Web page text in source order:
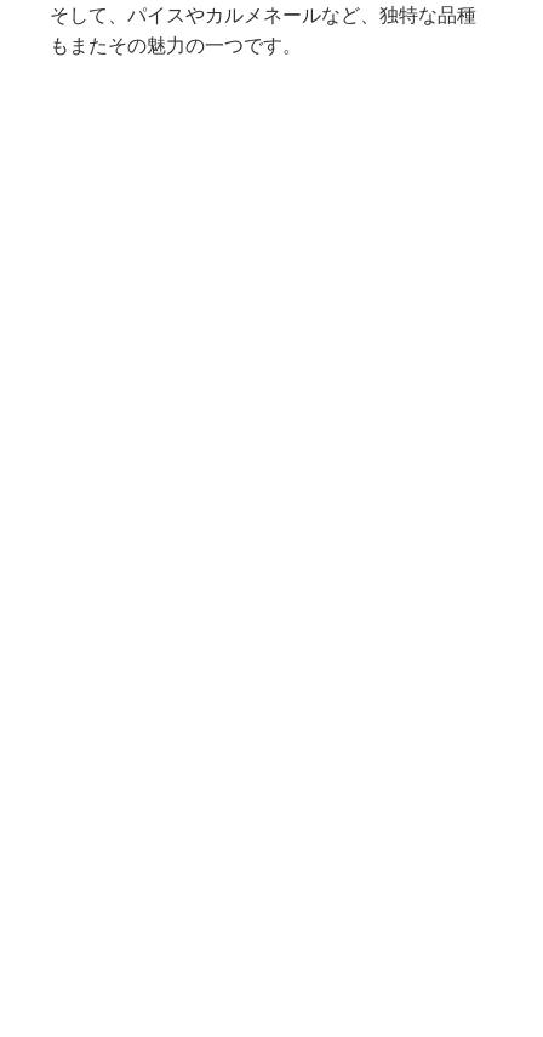
そして、パイスやカルメネールなど、独特な品種
もまたその魅力の一つです。